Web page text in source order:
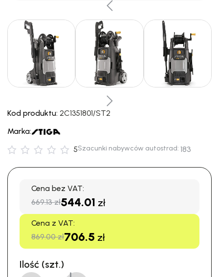
Kod produktu: 2C1351801/ST2
Marka:
5Szacunki nabywców autostrad: 183
Cena bez VAT:
669.13 zł544.01 zł
Cena z VAT:
869.00 zł706.5 zł
Ilość (szt.)